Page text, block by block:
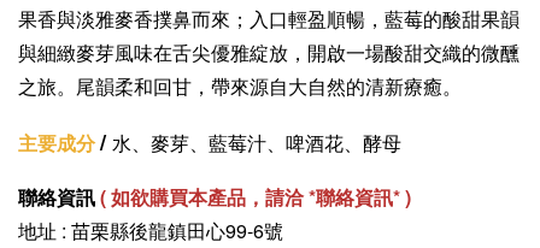
果香與淡雅麥香撲鼻而來；入口輕盈順暢，藍莓的酸甜果韻
與細緻麥芽風味在舌尖優雅綻放，開啟一場酸甜交織的微醺
之旅。尾韻柔和回甘，帶來源自大自然的清新療癒。
主要成分/ 水、麥芽、藍莓汁、啤酒花、酵母
聯絡資訊(如欲購買本產品，請洽 *聯絡資訊* )
地址 : 苗栗縣後龍鎮田心99-6號